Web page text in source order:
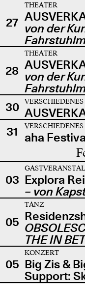
27
THEATER
von der
28
THEATER
von der
30
VERSCHIEDENES
31
VERSCHIEDENES
aha
03 Explora
– von
05
TANZ
THE IN
05
KONZERT
Big Zis &
Support: